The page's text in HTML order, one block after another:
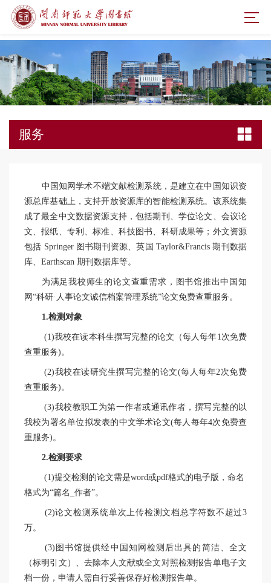
服务
中国知网学术不端文献检测系统，是建立在中国知识资
源总库基础 上，支持开放资源库的智能检测系统。 该系统集
成了最全中文数据资源支持，包括期刊、学位论文、会议论
文、报纸、专利、标准、科技图书、科研成果等；外文资源
包括 Springer 图书期刊资源、英国 Taylor&Francis 期刊数据
库、Earthscan 期刊数据库等。
为满足我校师生的论文查重需求，图书馆推出中国知
网“科研· 人事论文诚信档案管理系统”论文免费查重服务。
1.检测对象
(1)我校在读本科生撰写完整的论文（每人每年1次免费
查重服务)。
(2)我校在读研究生撰写完整的论文(每人每年2次免费
查重服务)。
(3)我校教职工为第一作者或通讯作者，撰写完整的以
我校为署名单位拟发表的中文学术论文(每人每年4次免费查
重服务)。
2.检测要求
(1)提交检测的论文需是word或pdf格式的电子版，命名
格式为“篇名_作者”。
(2)论文检测系统单次上传检测文档总字符数不超过3
万。
(3)图书馆提供经中国知网检测后出具的简洁、全文
（标明引文）、去除本人文献或全文对照检测报告单电子文
档一份，申请人需自行妥善保存好检测报告单。